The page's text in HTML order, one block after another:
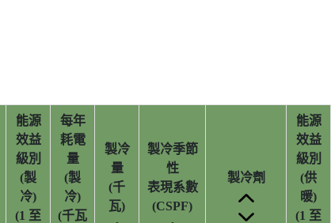
能源
效益
級別
(製
冷)
(1 至
每年
耗電
量
(製
冷)
(千瓦
製冷
量
(千
瓦)
製冷季節
性
表現系數
(CSPF)
製冷劑
能源
效益
級別
(供
暖)
(1 至